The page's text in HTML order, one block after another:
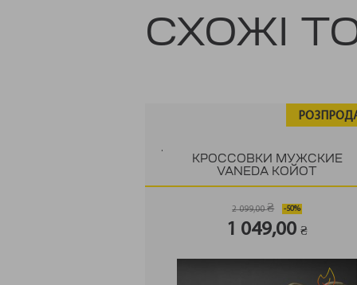
СХОЖІ
.
КРОССОВКИ МУЖСКИЕ
VANEDA КОЙОТ
2 099,00₴
Оригінальна
ціна:
1 049,00₴ціна: